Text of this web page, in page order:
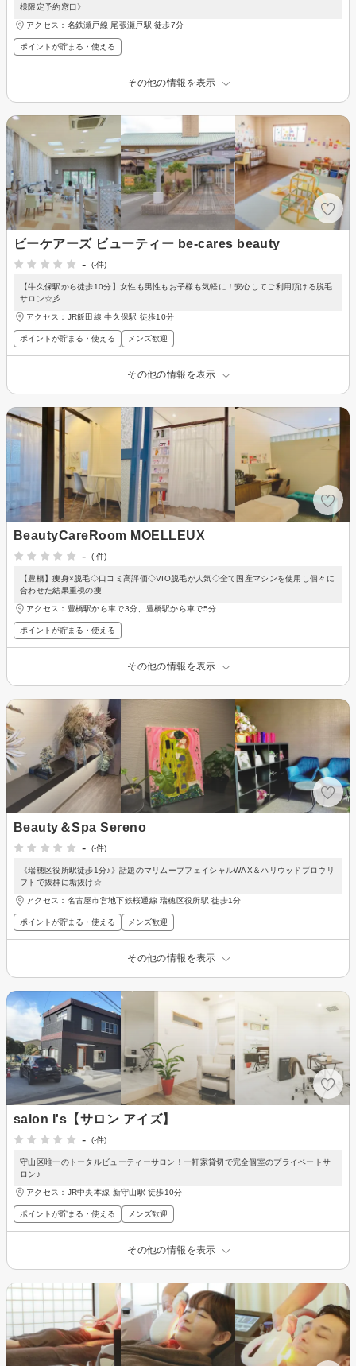
様限定予約窓口》
アクセス：名鉄瀬戸線 尾張瀬戸駅 徒歩7分
ポイントが貯まる・使える
その他の情報を表示
ビーケアーズ ビューティー be-cares beauty
-
(-件)
【牛久保駅から徒歩10分】女性も男性もお子様も気軽に！安心してご利用頂ける脱毛
サロン☆彡
アクセス：JR飯田線 牛久保駅 徒歩10分
ポイントが貯まる・使える メンズ歓迎
その他の情報を表示
BeautyCareRoom MOELLEUX
-
(-件)
【豊橋】痩身×脱毛◇口コミ高評価◇VIO脱毛が人気◇全て国産マシンを使用し個々に
合わせた結果重視の痩
アクセス：豊橋駅から車で3分、豊橋駅から車で5分
ポイントが貯まる・使える
その他の情報を表示
Beauty＆Spa Sereno
-
(-件)
《瑞穂区役所駅徒歩1分♪》話題のマリムーブフェイシャルWAX＆ハリウッドブロウリ
フトで抜群に垢抜け☆
アクセス：名古屋市営地下鉄桜通線 瑞穂区役所駅 徒歩1分
ポイントが貯まる・使える メンズ歓迎
その他の情報を表示
salon I's【サロン アイズ】
-
(-件)
守山区唯一のトータルビューティーサロン！一軒家貸切で完全個室のプライベートサ
ロン♪
アクセス：JR中央本線 新守山駅 徒歩10分
ポイントが貯まる・使える メンズ歓迎
その他の情報を表示